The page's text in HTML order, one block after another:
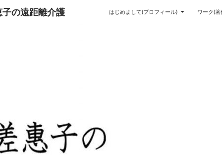
の遠距離介護 はじめまして(プロフィール) ワーク(